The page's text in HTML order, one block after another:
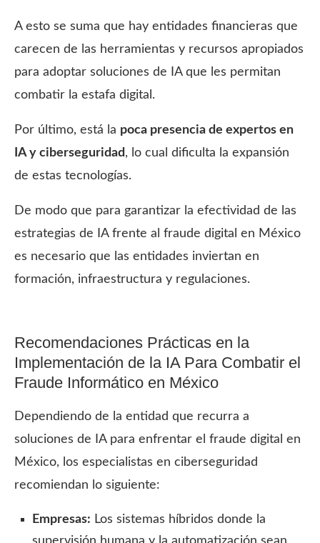
A esto se suma que hay entidades financieras que
carecen de las herramientas y recursos apropiados
para adoptar soluciones de IA que les permitan
combatir la estafa digital.
Por último, está la poca presencia de expertos en
IA y ciberseguridad, lo cual dificulta la expansión
de estas tecnologías.
De modo que para garantizar la efectividad de las
estrategias de IA frente al fraude digital en México
es necesario que las entidades inviertan en
formación, infraestructura y regulaciones.
Recomendaciones Prácticas en la
Implementación de la IA Para Combatir el
Fraude Informático en México
Dependiendo de la entidad que recurra a
soluciones de IA para enfrentar el fraude digital en
México, los especialistas en ciberseguridad
recomiendan lo siguiente:
Empresas: Los sistemas híbridos donde la